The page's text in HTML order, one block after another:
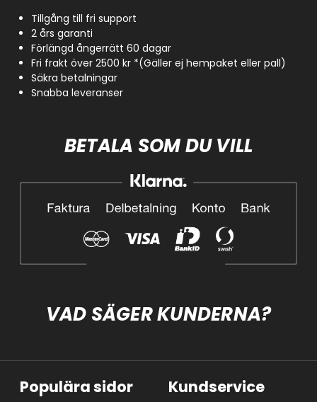
Tillgång till fri support
2 års garanti
Förlängd ångerrätt 60 dagar
Fri frakt över 2500 kr *(Gäller ej hempaket eller pall)
Säkra betalningar
Snabba leveranser
BETALA SOM DU VILL
VAD SÄGER KUNDERNA?
Populära sidor Kundservice